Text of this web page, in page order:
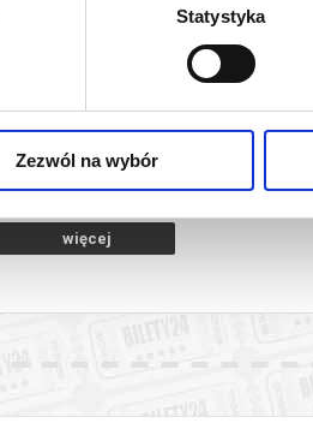
Statystyka
Zezwól na wybór
więcej